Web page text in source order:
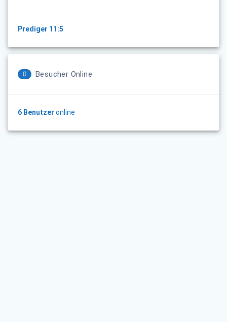
Prediger 11:5
Besucher Online
6 Benutzer online